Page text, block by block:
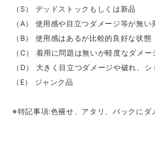
（S） デッドストックもしくは新品
（A） 使用感や目立つダメージ等が無い
（B） 使用感はあるが比較的良好な状態
（C） 着用に問題は無いが軽度なダメー
（D） 大きく目立つダメージや破れ、シ
（E） ジャンク品
※特記事項:色褪せ、アタリ、バックにダ